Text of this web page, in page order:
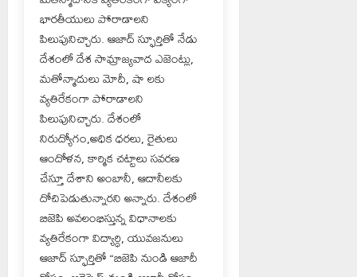
భారతీయులు పోరాడాలని
పిలుపునిచ్చారు. ఆజాద్ స్ఫూర్తితో నేడు
దేశంలో దేశ సామ్రాజ్యవాద ఎజెంట్లు,
మతోన్మాదులు మోదీ, షా లకు
వ్యతిరేకంగా పోరాడాలని
పిలుపునిచ్చారు. దేశంలో
నిరుద్యోగం,అధిక ధరలు, రైతులు
ఆందోళన, కార్మిక చట్టాలు సవరణ
చేస్తూ దేశాని అంబానీ, ఆదానీలకు
దోచిపెడుతున్నారని అన్నారు. దేశంలో
బిజెపి అవలంభిస్తున్న విధానాలకు
వ్యతిరేకంగా విద్యార్ధి, యువజనులు
ఆజాద్ స్ఫూర్తితో “బిజెపి నుండి ఆజాదీ